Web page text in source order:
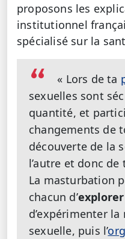
proposons les
institutionnel
spécialisé sur la
« Lors de ta
sexuelles sont
quantité, et
changements de
découverte de la
l’autre et donc
La masturbation
chacun d’
d’expérimenter
sexuelle, puis l’